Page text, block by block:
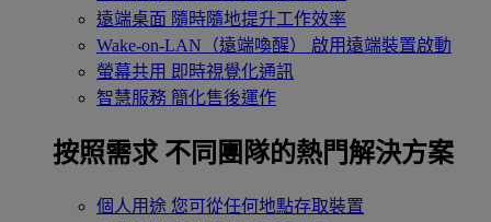
遠端桌面 隨時隨地提升工作效率
Wake-on-LAN（遠端喚醒）
啟用遠端裝置啟動
螢幕共用 即時視覺化通訊
智慧服務 簡化售後運作
按照需求 不同團隊的熱門解決方案
個人用途 您可從任何地點存取裝置